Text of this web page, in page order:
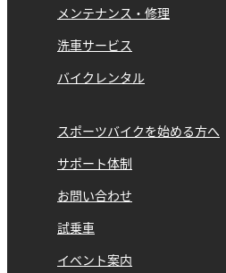
メンテナンス・修理
洗車サービス
バイクレンタル
スポーツバイクを始める方へ
サポート体制
お問い合わせ
試乗車
イベント案内